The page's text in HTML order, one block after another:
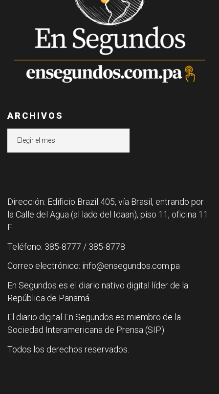
ARCHIVOS
Dirección: Edificio Brazil 405, vía Brasil, entrando por
la Calle del Agua (al lado del Idaan), piso 11, oficina 11
F.
Teléfono: 385-8777 / 385-8778
Correo electrónico: info@ensegundos.com.pa
En Segundos es el diario nativo digital líder de la
República de Panamá.
El diario digital En Segundos es miembro de la
Sociedad Interamericana de Prensa (SIP).
Todos los derechos reservados.